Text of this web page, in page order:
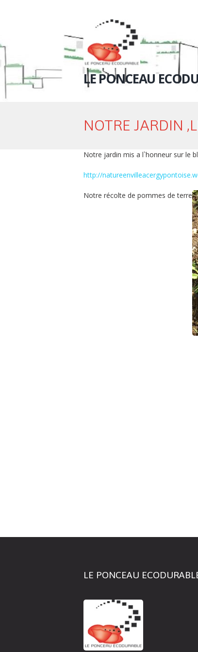
LE PONCEAU
NOTRE JARDIN
Notre jardin mis a l`honneur sur le
http://
Notre récolte de pommes de terre
LE PONCEAU